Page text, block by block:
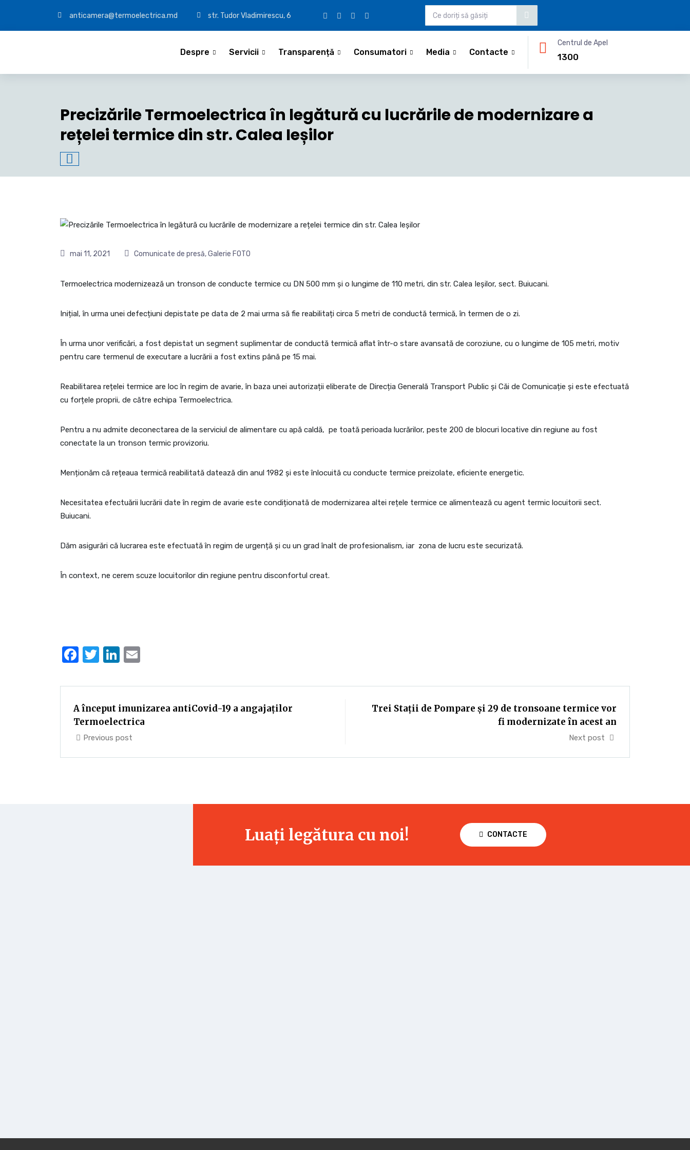
anticamera@termoelectrica.md str. Tudor Vladimirescu, 6
Despre Servicii Transparență Consumatori Media Contacte
Centrul de Apel
1300
Precizările Termoelectrica în legătură cu lucrările de modernizare a
rețelei termice din str. Calea Ieșilor
mai 11, 2021 Comunicate de presă,Galerie FOTO
Termoelectrica modernizează un tronson de conducte termice cu DN 500 mm și o lungime de 110 metri, din str. Calea Ieșilor, sect. Buiucani.
Inițial, în urma unei defecțiuni depistate pe data de 2 mai urma să fie reabilitați circa 5 metri de conductă termică, în termen de o zi.
În urma unor verificări, a fost depistat un segment suplimentar de conductă termică aflat într-o stare avansată de coroziune, cu o lungime de 105 metri, motiv
pentru care termenul de executare a lucrării a fost extins până pe 15 mai.
Reabilitarea rețelei termice are loc în regim de avarie, în baza unei autorizații eliberate de Direcția Generală Transport Public și Căi de Comunicație și este efectuată
cu forțele proprii, de către echipa Termoelectrica.
Pentru a nu admite deconectarea de la serviciul de alimentare cu apă caldă, pe toată perioada lucrărilor, peste 200 de blocuri locative din regiune au fost
conectate la un tronson termic provizoriu.
Menționăm că rețeaua termică reabilitată datează din anul 1982 și este înlocuită cu conducte termice preizolate, eficiente energetic.
Necesitatea efectuării lucrării date în regim de avarie este condiționată de modernizarea altei rețele termice ce alimentează cu agent termic locuitorii sect.
Buiucani.
Dăm asigurări că lucrarea este efectuată în regim de urgență și cu un grad înalt de profesionalism, iar zona de lucru este securizată.
În context, ne cerem scuze locuitorilor din regiune pentru disconfortul creat.
Facebook
TwitterLinkedIn
A început imunizarea antiCovid-19 a angajaților
Termoelectrica
Previous post
Trei Stații de Pompare și 29 de tronsoane termice vor
fi modernizate în acest an
Next post
Luați legătura cu noi! CONTACTE